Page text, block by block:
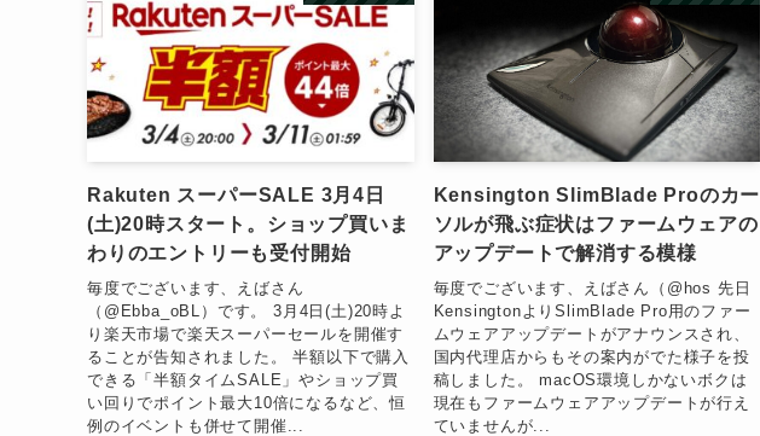
Rakuten スーパーSALE 3月4日
(土)20時スタート。ショップ買いま
わりのエントリーも受付開始
毎度でございます、えばさん
（@Ebba_oBL）です。 3月4日(土)20時よ
り楽天市場で楽天スーパーセールを開催す
ることが告知されました。 半額以下で購入
できる「半額タイムSALE」やショップ買
い回りでポイント最大10倍になるなど、恒
例のイベントも併せて開催...
Kensington SlimBlade Proのカー
ソルが飛ぶ症状はファームウェアの
アップデートで解消する模様
毎度でございます、えばさん（@hos 先日
KensingtonよりSlimBlade Pro用のファー
ムウェアアップデートがアナウンスされ、
国内代理店からもその案内がでた様子を投
稿しました。 macOS環境しかないボクは
現在もファームウェアアップデートが行え
ていませんが...